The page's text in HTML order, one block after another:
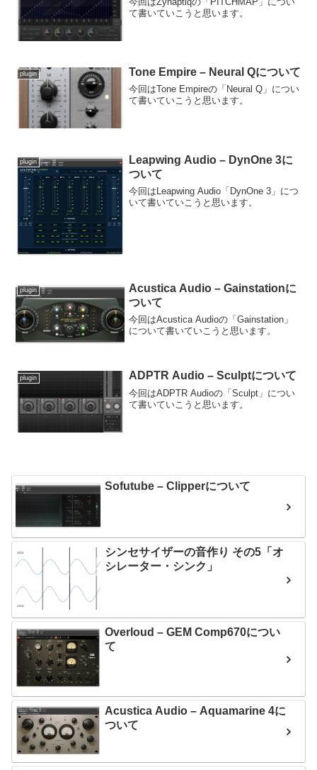
て書いていこうと思います。
plugin Tone Empire – Neural Qについて
今回はTone Empireの「Neural Q」につい
て書いていこうと思います。
plugin
Leapwing Audio – DynOne 3に
ついて
今回はLeapwing Audio「DynOne 3」につ
いて書いていこうと思います。
plugin
Acustica Audio – Gainstationに
ついて
今回はAcustica Audioの「Gainstation」
について書いていこうと思います。
plugin ADPTR Audio – Sculptについて
今回はADPTR Audioの「Sculpt」につい
て書いていこうと思います。
Sofutube – Clipperについて
シンセサイザーの音作り その5「オ
シレーター・シンク」
Overloud – GEM Comp670につい
て
Acustica Audio – Aquamarine 4に
ついて